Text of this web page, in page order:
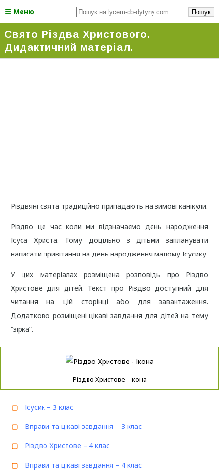
☰ Меню Пошук
Свято Різдва Христового.
Дидактичний матеріал.
Різдвяні свята традиційно припадають на зимові канікули.
Різдво це час коли ми відзначаємо день народження
Ісуса Христа. Тому доцільно з дітьми запланувати
написати привітання на день народження малому Ісусику.
У цих матеріалах розміщена розповідь про Різдво
Христове для дітей. Текст про Різдво доступний для
читання на цій сторінці або для завантаження.
Додатково розміщені цікаві завдання для дітей на тему
“зірка”.
Різдво Христове - Ікона
Ісусик – 3 клас
Вправи та цікаві завдання – 3 клас
Різдво Христове – 4 клас
Вправи та цікаві завдання – 4 клас